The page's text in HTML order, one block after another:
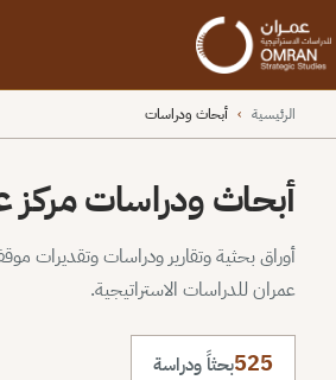
الرئيسية › أبحاث ودراسات
أبحاث ودراسات مركز
أوراق بحثية وتقارير ودراسات وتقديرات
عمران للدراسات الاستراتيجية.
525بحثاً ودراسة